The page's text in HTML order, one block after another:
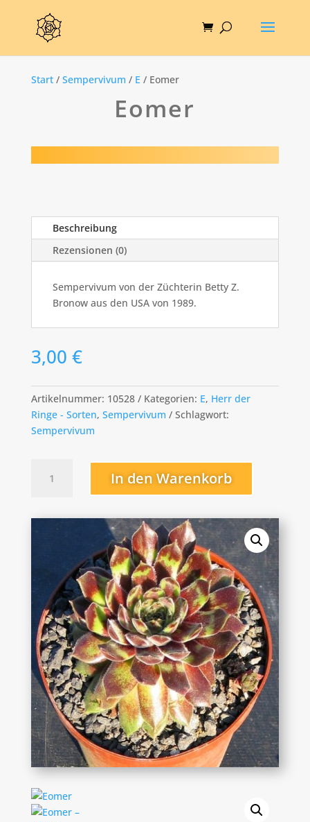
Start/ Sempervivum / E / Eomer
Eomer
Beschreibung
Rezensionen (0)
Sempervivum von der Züchterin Betty Z.
Bronow aus den USA von 1989.
3,00 €
Artikelnummer: 10528 Kategorien: E, Herr der
Ringe - Sorten, Sempervivum
Schlagwort:
Sempervivum
Menge
In den Warenkorb